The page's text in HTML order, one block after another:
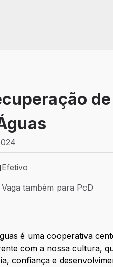
de vaga: Efetivo
Efetivo
também para PcD
Vaga também para PcD
é uma cooperativa
com a nossa cultura,
confiança e